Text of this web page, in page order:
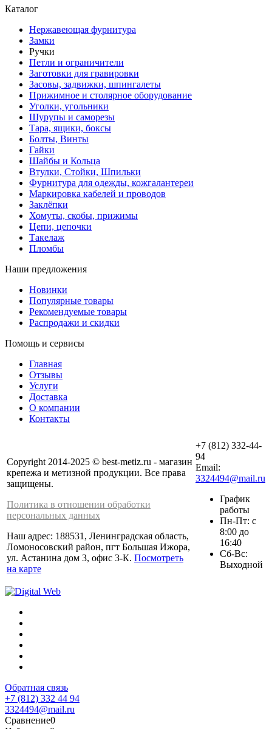
Каталог
Нержавеющая фурнитура
Замки
Ручки
Петли и ограничители
Заготовки для гравировки
Засовы, задвижки, шпингалеты
Прижимное и столярное оборудование
Уголки, угольники
Шурупы и саморезы
Тара, ящики, боксы
Болты, Винты
Гайки
Шайбы и Кольца
Втулки, Стойки, Шпильки
Фурнитура для одежды, кожгалантереи
Маркировка кабелей и проводов
Заклёпки
Хомуты, скобы, прижимы
Цепи, цепочки
Такелаж
Пломбы
Наши предложения
Новинки
Популярные товары
Рекомендуемые товары
Распродажи и скидки
Помощь и сервисы
Главная
Отзывы
Услуги
Доставка
О компании
Контакты
Copyright 2014-2025 © best-metiz.ru - магазин
крепежа и метизной продукции. Все права
защищены.
Политика в отношении обработки
персональных данных
Наш адрес: 188531, Ленинградская область,
Ломоносовский район, пгт Большая Ижора,
ул. Астанина дом 3, офис 3-К. Посмотреть
на карте
+7 (812) 332-44-
94
Email:
3324494@mail.ru
График
работы
Пн-Пт: с
8:00 до
16:40
Сб-Вс:
Выходной
Обратная связь
+7 (812) 332 44 94
3324494@mail.ru
Сравнение0